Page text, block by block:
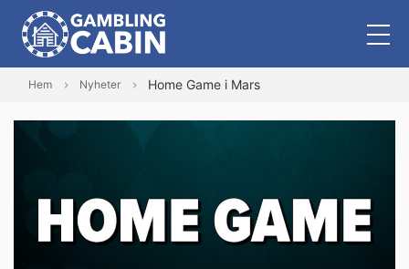
Hem Nyheter Home Game i Mars